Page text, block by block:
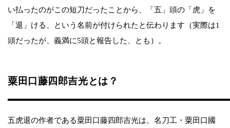
い払ったのがこの短刀だったことから、「五」頭の「虎」を
「退」ける、という名前が付けられたと伝わります（実際は1
頭だったが、義満に5頭と報告した、とも）。
粟田口藤四郎吉光とは？
五虎退の作者である粟田口藤四郎吉光は、名刀工・粟田口國